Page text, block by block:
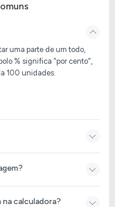
uma parte de um todo,
% significa "por cento",
100 unidades.
calculadora?